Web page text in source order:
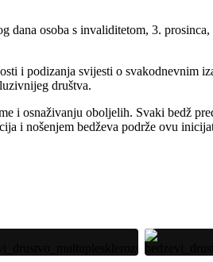
dana osoba s invaliditetom, 3.
i podizanja svijesti o svakodnevnim
društva.
i osnaživanju oboljelih. Svaki bedž
i nošenjem bedževa podrže ovu